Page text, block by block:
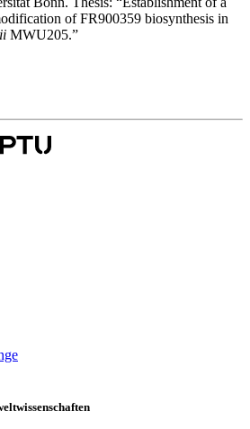
of FR900359 biosynthesis in
MWU205.”